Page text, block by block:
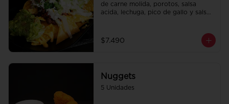
de carne molida, porotos, salsa
acida, lechuga, pico de gallo y salsa
$7.490
Nuggets
5 Unidades